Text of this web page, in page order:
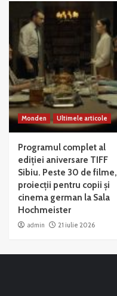
Monden Ultimele articole
Programul complet al
ediției aniversare TIFF
Sibiu. Peste 30 de filme,
proiecții pentru copii și
cinema german la Sala
Hochmeister
admin 21 iulie 2026